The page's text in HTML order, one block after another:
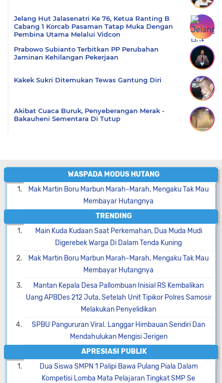
Jelang Hut Jalasenatri Ke 76, Ketua Ranting B
Cabang 1 Korcab Pasaman Tatap Muka Dengan
Pembina Utama Melalui Vidcon
Prabowo Subianto Terbitkan PP Perubahan
Jaminan Kehilangan Pekerjaan
Kakek Sukri Ditemukan Tewas Gantung Diri
Akibat Cuaca Buruk, Penyeberangan Merak -
Bakauheni Sementara Di Tutup
WASPADA MODUS HUTANG
Mak Martin Boru Marbun Marah-Marah, Mengaku Tak Mau
Membayar Hutangnya
TRENDING
Main Kuda Kudaan Saat Perkemahan, Dua Muda Mudi
Digerebek Warga Di Dalam Tenda Kuning
Mak Martin Boru Marbun Marah-Marah, Mengaku Tak Mau
Membayar Hutangnya
Mantan Kepala Desa Pallombuan Inisial RS Kembalikan
Uang APBDes 212 Juta, Setelah Unit Tipikor Polres Samosir
Melakukan Penyelidikan
SPBU Pangururan Viral. Langgar Himbauan Sendiri Dan
Mendahulukan Mengisi Jerigen
APRESIASI PUBLIK
Dua Siswa SMPN 1 Palipi Bawa Pulang Piala Dalam
Kompetisi Lomba Mata Pelajaran Tingkat SMP Se